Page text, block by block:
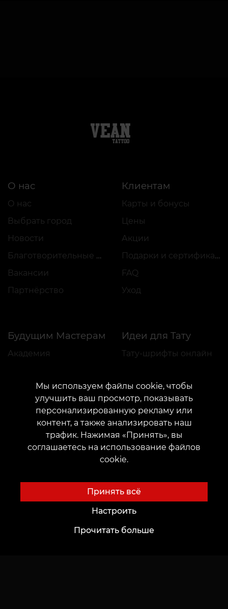
О нас
О нас
Выбрать город
Новости
Благотворительные проекты
Вакансии
Партнёрство
Клиентам
Карты и бонусы
Цены
Акции
Подарки и сертификаты
FAQ
Уход
Будущим Мастерам
Академия
Трудоустройство
Идеи для Тату
Тату-шрифты онлайн
Авторские эскизы
Каталог эскизов
Voice of Culture: Ностальгия по 2000-м
Тату-мир Zinaida Vishenka
Сервисы
Оплата
Гарантия резервации
Мы используем файлы cookie, чтобы
улучшить ваш просмотр, показывать
персонализированную рекламу или
контент, а также анализировать наш
трафик. Нажимая «Принять», вы
соглашаетесь на использование файлов
cookie.
Принять всё
Настроить
Прочитать больше